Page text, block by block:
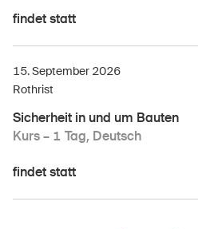
findet statt
15. September 2026
Rothrist
Sicherheit in und um Bauten
Kurs – 1 Tag, Deutsch
findet statt